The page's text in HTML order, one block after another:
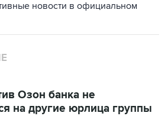
новости в официальном
Озон банка не
на другие юрлица группы